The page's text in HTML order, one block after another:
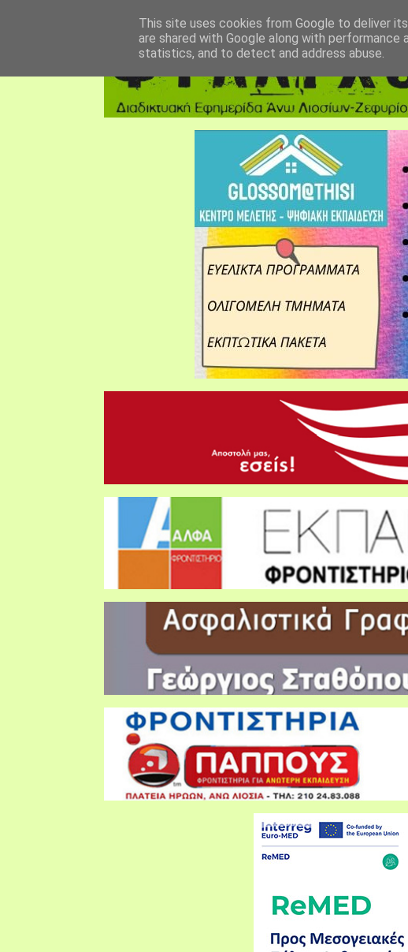
This site uses cookies from Google to deliver
are shared with Google along with
statistics, and to detect and address abuse.